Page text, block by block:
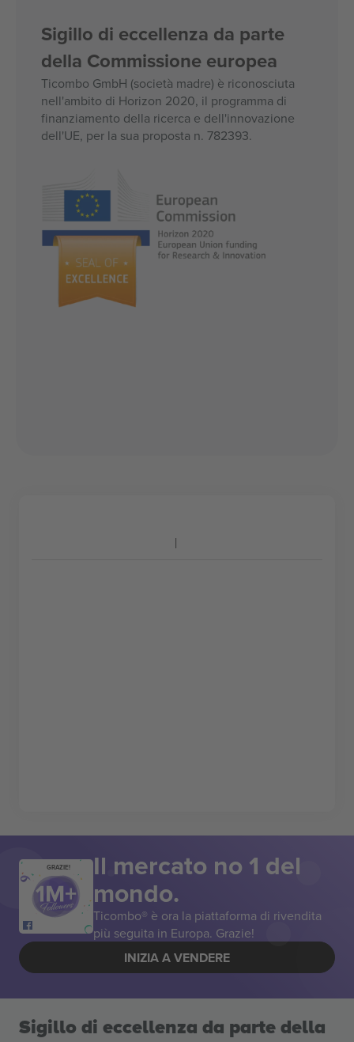
Sigillo di eccellenza da parte
della Commissione europea
Ticombo GmbH (società madre) è riconosciuta
nell'ambito di Horizon 2020, il programma di
finanziamento della ricerca e dell'innovazione
dell'UE, per la sua proposta n. 782393.
GRAZIE! Il mercato no 1 del
mondo.
Ticombo® è ora la piattaforma di rivendita
più seguita in Europa. Grazie!
INIZIA A VENDERE
Sigillo di eccellenza da parte della